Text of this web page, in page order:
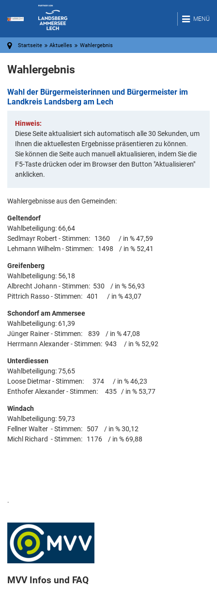
MENÜ
Startseite Aktuelles Wahlergebnis
Wahlergebnis
Wahl der Bürgermeisterinnen und Bürgermeister im
Landkreis Landsberg am Lech
Hinweis:
Diese Seite aktualisiert sich automatisch alle 30 Sekunden, um
Ihnen die aktuellesten Ergebnisse präsentieren zu können.
Sie können die Seite auch manuell aktualisieren, indem Sie die
F5-Taste drücken oder im Browser den Button "Aktualisieren"
anklicken.
Wahlergebnisse aus den Gemeinden:
Geltendorf
Wahlbeteiligung: 66,64
Sedlmayr Robert - Stimmen: 1360 / in % 47,59
Lehmann Wilhelm - Stimmen: 1498 / in % 52,41
Greifenberg
Wahlbeteiligung: 56,18
Albrecht Johann - Stimmen: 530 / in % 56,93
Pittrich Rasso - Stimmen: 401 / in % 43,07
Schondorf am Ammersee
Wahlbeteiligung: 61,39
Jünger Rainer - Stimmen: 839 / in % 47,08
Herrmann Alexander - Stimmen: 943 / in % 52,92
Unterdiessen
Wahlbeteiligung: 75,65
Loose Dietmar - Stimmen: 374 / in % 46,23
Enthofer Alexander - Stimmen: 435 / in % 53,77
Windach
Wahlbeteiligung: 59,73
Fellner Walter - Stimmen: 507 / in % 30,12
Michl Richard - Stimmen: 1176 / in % 69,88
.
MVV Infos und FAQ